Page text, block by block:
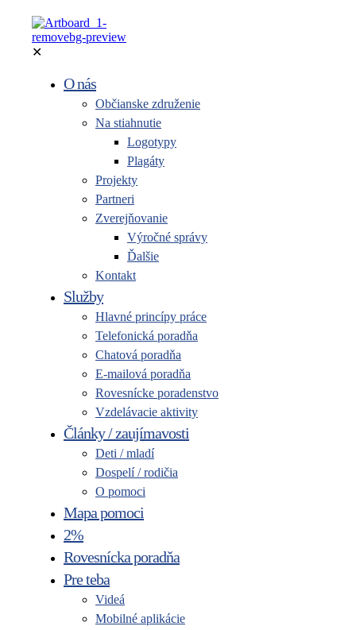
✕
O nás
Občianske združenie
Na stiahnutie
Logotypy
Plagáty
Projekty
Partneri
Zverejňovanie
Výročné správy
Ďalšie
Kontakt
Služby
Hlavné princípy práce
Telefonická poradňa
Chatová poradňa
E-mailová poradňa
Rovesnícke poradenstvo
Vzdelávacie aktivity
Články / zaujímavosti
Deti / mladí
Dospelí / rodičia
O pomoci
Mapa pomoci
2%
Rovesnícka poradňa
Pre teba
Videá
Mobilné aplikácie